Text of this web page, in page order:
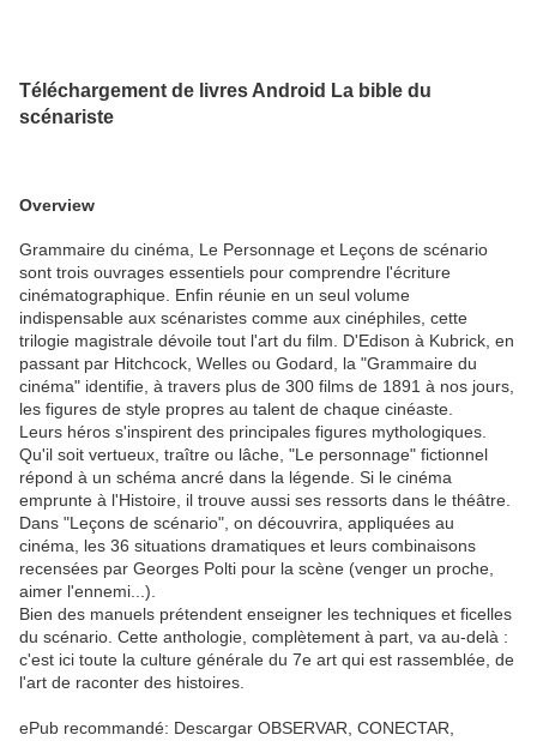
Téléchargement de livres Android La bible du
scénariste
Overview
Grammaire du cinéma, Le Personnage et Leçons de scénario
sont trois ouvrages essentiels pour comprendre l'écriture
cinématographique. Enfin réunie en un seul volume
indispensable aux scénaristes comme aux cinéphiles, cette
trilogie magistrale dévoile tout l'art du film. D'Edison à Kubrick, en
passant par Hitchcock, Welles ou Godard, la "Grammaire du
cinéma" identifie, à travers plus de 300 films de 1891 à nos jours,
les figures de style propres au talent de chaque cinéaste.
Leurs héros s'inspirent des principales figures mythologiques.
Qu'il soit vertueux, traître ou lâche, "Le personnage" fictionnel
répond à un schéma ancré dans la légende. Si le cinéma
emprunte à l'Histoire, il trouve aussi ses ressorts dans le théâtre.
Dans "Leçons de scénario", on découvrira, appliquées au
cinéma, les 36 situations dramatiques et leurs combinaisons
recensées par Georges Polti pour la scène (venger un proche,
aimer l'ennemi...).
Bien des manuels prétendent enseigner les techniques et ficelles
du scénario. Cette anthologie, complètement à part, va au-delà :
c'est ici toute la culture générale du 7e art qui est rassemblée, de
l'art de raconter des histoires.
ePub recommandé: Descargar OBSERVAR, CONECTAR,